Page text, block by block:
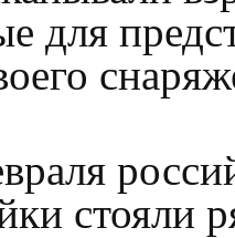
для
стояли